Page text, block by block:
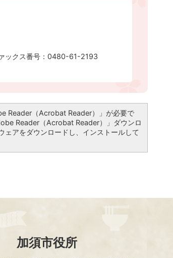
ックス番号：0480-61-2193
Reader（Acrobat Reader）」が必要で
Reader（Acrobat Reader）」ダウンロ
ェアをダウンロードし、インストールして
加須市役所